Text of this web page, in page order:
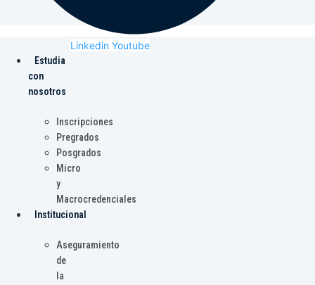
Linkedin Youtube
Estudia
con
nosotros
Inscripciones
Pregrados
Posgrados
Micro
y
Macrocredenciales
Institucional
Aseguramiento
de
la